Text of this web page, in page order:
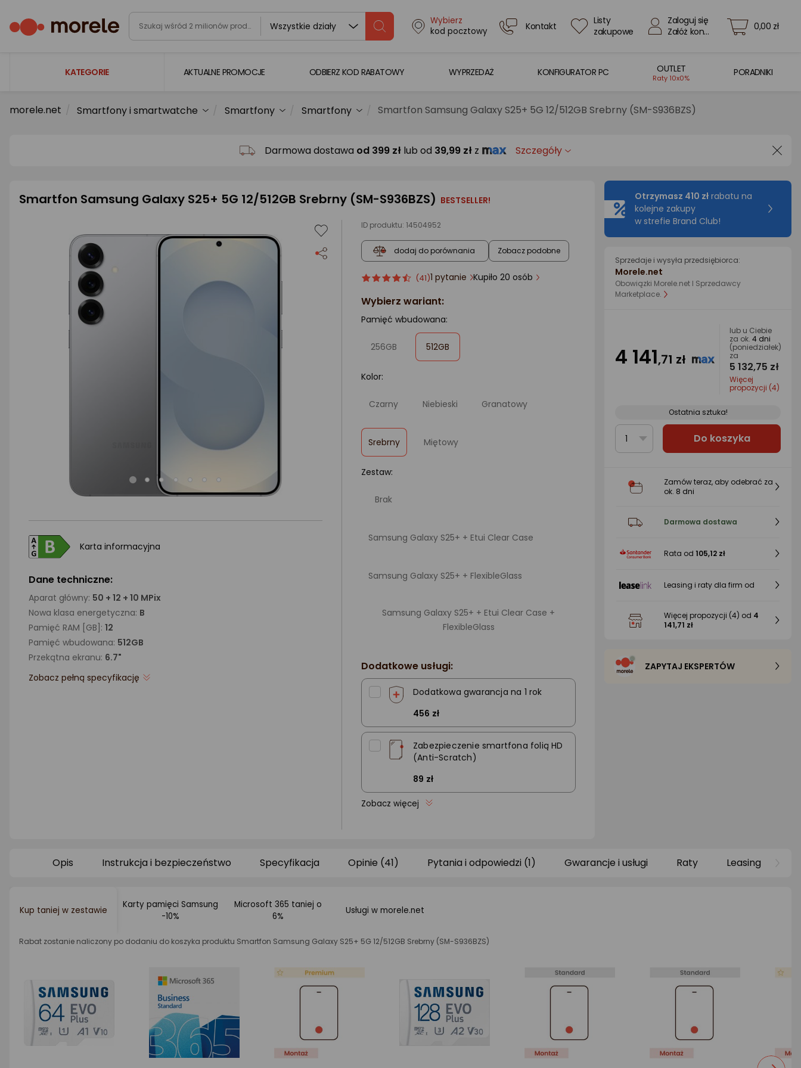
Wszystkie działy
Wybierz
kod pocztowy
Kontakt
Listy
zakupowe
Zaloguj się
Załóż konto
0,00 zł
KATEGORIE
Laptopy
Smartfony i smartwatche
Foto i kamery
Biuro i firma
AKTUALNE PROMOCJE ODBIERZ KOD RABATOWY WYPRZEDAŻ KONFIGURATOR PC OUTLET
Raty 10x0%
PORADNIKI
morele.net Smartfony i smartwatche Smartfony Smartfony Smartfon Samsung Galaxy S25+ 5G 12/512GB Srebrny (SM-S936BZS)
Darmowa dostawa od 399 zł lub od 39,99 zł z Szczegóły
Smartfon Samsung Galaxy S25+ 5G 12/512GB Srebrny (SM-S936BZS) BESTSELLER!
ID produktu: 14504952
dodaj do porównania Zobacz podobne
ocena
4.5/5
Ocena
(41)1 pytanie Kupiło 20 osób
Wybierz wariant:
Pamięć wbudowana:
256GB 512GB
zaznaczone
Kolor:
Czarny Niebieski Granatowy
Srebrny
zaznaczone
Miętowy
Zestaw:
Brak
Samsung Galaxy S25+ + Etui Clear Case
Samsung Galaxy S25+ + FlexibleGlass
Samsung Galaxy S25+ + Etui Clear Case +
FlexibleGlass
Dodatkowe usługi:
Dodatkowa gwarancja na 1 rok
456 zł
Zabezpieczenie smartfona folią HD
(Anti-Scratch)
89 zł
Zobacz więcej
Karta informacyjna
Dane techniczne:
Aparat główny: 50 + 12 + 10 MPix
Nowa klasa energetyczna: B
Pamięć RAM [GB]: 12
Pamięć wbudowana: 512GB
Przekątna ekranu: 6.7"
Zobacz pełną specyfikację
Otrzymasz 410 zł rabatu na
kolejne zakupy
w strefie Brand Club!
Sprzedaje i wysyła przedsiębiorca:
Morele.net
Obowiązki Morele.net I Sprzedawcy
Marketplace.
4 141,71 zł
lub u Ciebie
za ok. 4 dni
(poniedziałek)
za
5 132,75 zł
Więcej
propozycji (4)
Ostatnia sztuka!
1 Do koszyka
Zamów teraz, aby odebrać za
ok. 8 dni
Darmowa dostawa
Rata od 105,12 zł
Leasing i raty dla firm od
Więcej propozycji (4) od 4
141,71 zł
ZAPYTAJ EKSPERTÓW
Opis Instrukcja i bezpieczeństwo Specyfikacja Opinie (41) Pytania i odpowiedzi (1) Gwarancje i usługi Raty Leasing
Kup taniej w zestawie
Karty pamięci Samsung
-10%
Microsoft 365 taniej o
6%
Usługi w morele.net
Rabat zostanie naliczony po dodaniu do koszyka produktu Smartfon Samsung Galaxy S25+ 5G 12/512GB Srebrny (SM-S936BZS)